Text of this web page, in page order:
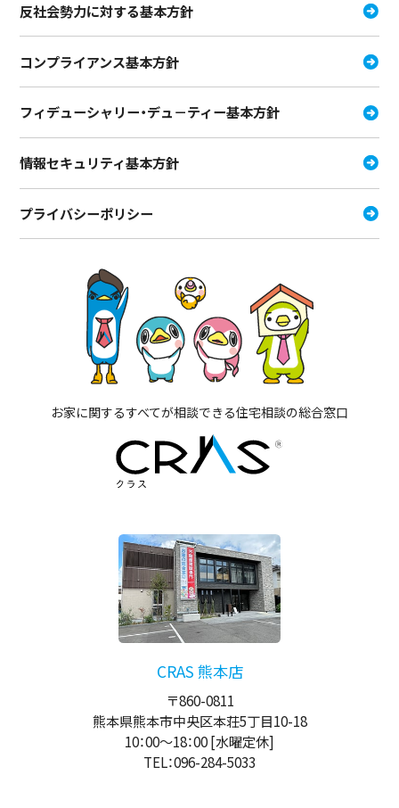
反社会勢力に対する基本方針
コンプライアンス基本方針
フィデューシャリー・デュ－ティー基本方針
情報セキュリティ基本方針
プライバシーポリシー
お家に関するすべてが相談できる住宅相談の総合窓口
CRAS 熊本店
〒860-0811
熊本県熊本市中央区本荘5丁目10-18
10：00～18：00[水曜定休]
TEL：096-284-5033